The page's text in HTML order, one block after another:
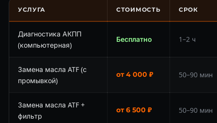
УСЛУГА СТОИМОСТЬ СРОК
Диагностика АКПП
(компьютерная)
Бесплатно 1–2 ч
Замена масла ATF (с
промывкой)
от 4 000 ₽ 50–90 мин
Замена масла ATF +
фильтр
от 6 500 ₽ 50–90 мин